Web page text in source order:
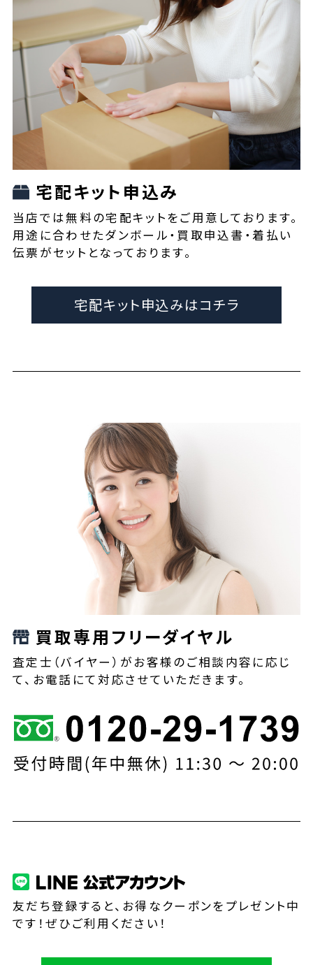
宅配キット申込み
当店では無料の宅配キットをご用意しております。
用途に合わせたダンボール・買取申込書・着払い
伝票がセットとなっております。
宅配キット申込みはコチラ
買取専用フリーダイヤル
査定士（バイヤー）がお客様のご相談内容に応じ
て、お電話にて対応させていただきます。
友だち登録すると、お得なクーポンをプレゼント中
です！ぜひご利用ください！